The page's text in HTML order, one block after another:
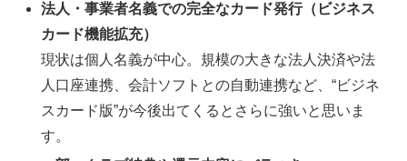
法人・事業者名義での完全なカード発行（ビジネス
カード機能拡充）
現状は個人名義が中心。規模の大きな法人決済や法
人口座連携、会計ソフトとの自動連携など、“ビジネ
スカード版”が今後出てくるとさらに強いと思いま
す。